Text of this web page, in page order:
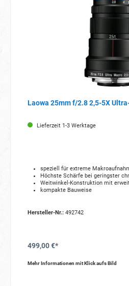
Laowa 25mm f/2.8 2,5-5X
Lieferzeit 1-3 Werktage
speziell für extreme
Höchste Schärfe bei geringster
Weitwinkel-Konstruktion mit
kompakte Bauweise
Hersteller-Nr.:492742
499,00 €*
Mehr Informationen mit Klick aufs Bild